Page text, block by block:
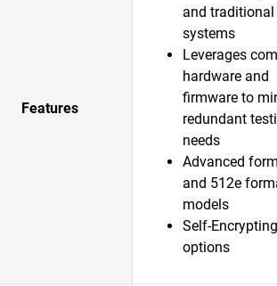
Features
and traditional
systems
Leverages
hardware and
firmware to
redundant
needs
Advanced
and 512e
models
Self-
options